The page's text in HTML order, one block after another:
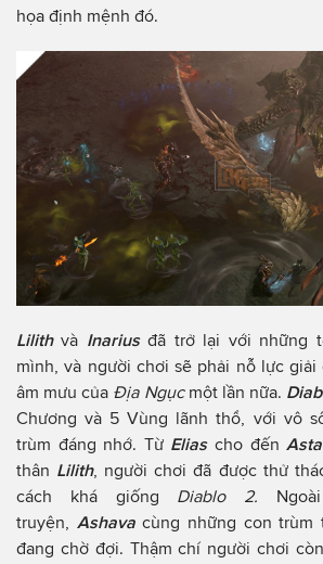
họa định mệnh đó.
Lilithvà Inariusđã trở lại với những
mình, và người chơi sẽ phải nỗ lực giải
âm mưu của Địa Ngục một lần nữa.
Chương và 5 Vùng lãnh thổ, với vô
trùm đáng nhớ. Từ Eliascho đến
thân Lilith, người chơi đã được thử
cách khá giống Diablo 2.
truyện, Ashavacùng những con trùm
đang chờ đợi. Thậm chí người chơi